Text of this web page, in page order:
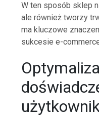
W ten sposób sklep
ale również tworzy
ma kluczowe
sukcesie e-